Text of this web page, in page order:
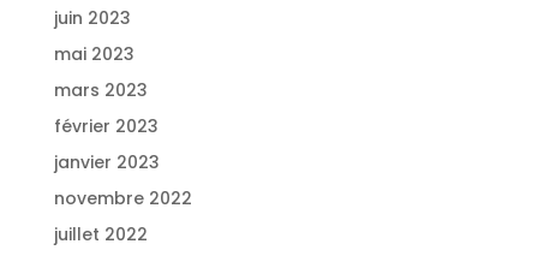
juin 2023
mai 2023
mars 2023
février 2023
janvier 2023
novembre 2022
juillet 2022